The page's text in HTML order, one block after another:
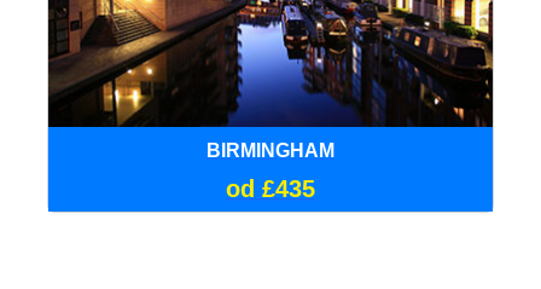
BIRMINGHAM
od £435